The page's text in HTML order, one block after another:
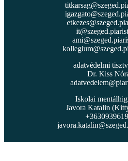
adatvédelmi
Dr. Kiss
Iskolai
Javora Katalin